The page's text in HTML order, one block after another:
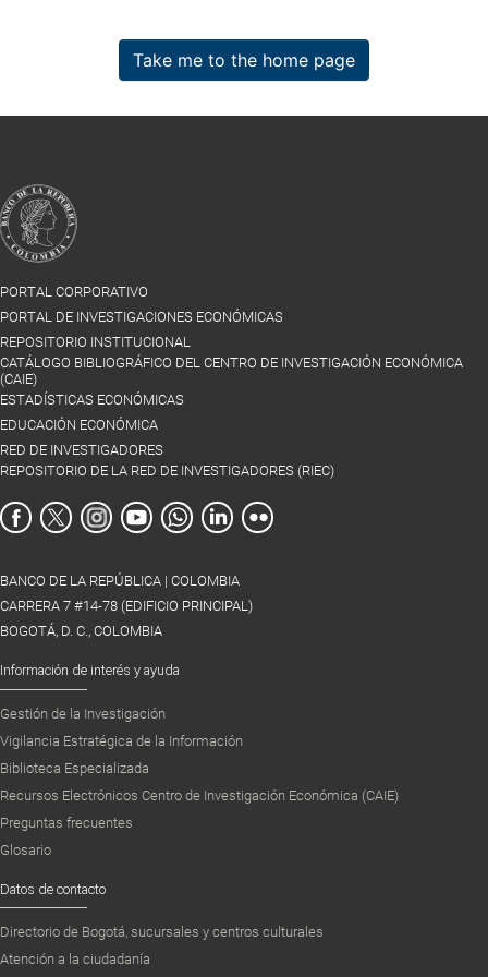
Take me to the home page
PORTAL CORPORATIVO
PORTAL DE INVESTIGACIONES ECONÓMICAS
REPOSITORIO INSTITUCIONAL
CATÁLOGO BIBLIOGRÁFICO DEL CENTRO DE INVESTIGACIÓN ECONÓMICA
(CAIE)
ESTADÍSTICAS ECONÓMICAS
EDUCACIÓN ECONÓMICA
RED DE INVESTIGADORES
REPOSITORIO DE LA RED DE INVESTIGADORES (RIEC)
BANCO DE LA REPÚBLICA | COLOMBIA
CARRERA 7 #14-78 (EDIFICIO PRINCIPAL)
BOGOTÁ, D. C., COLOMBIA
Información de interés y ayuda
Gestión de la Investigación
Vigilancia Estratégica de la Información
Biblioteca Especializada
Recursos Electrónicos Centro de Investigación Económica (CAIE)
Preguntas frecuentes
Glosario
Datos de contacto
Directorio de Bogotá, sucursales y centros culturales
Atención a la ciudadanía